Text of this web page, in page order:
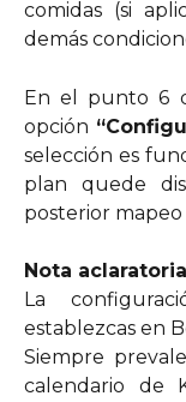
comidas (si
demás
En el punto 6
opción
selección es
plan quede
posterior mapeo
Nota
La
establezcas en
Siempre
calendario de